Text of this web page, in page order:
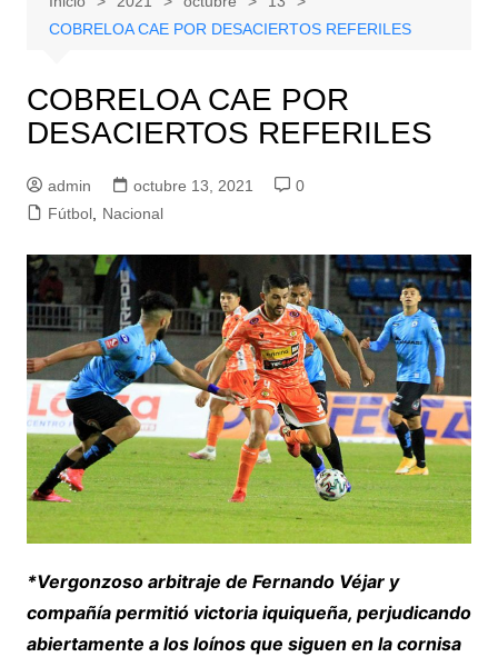
COBRELOA CAE POR DESACIERTOS REFERILES
COBRELOA CAE POR
DESACIERTOS REFERILES
admin octubre 13, 2021
0
Fútbol, Nacional
*Vergonzoso arbitraje de Fernando Véjar y
compañía permitió victoria iquiqueña, perjudicando
abiertamente a los loínos que siguen en la cornisa